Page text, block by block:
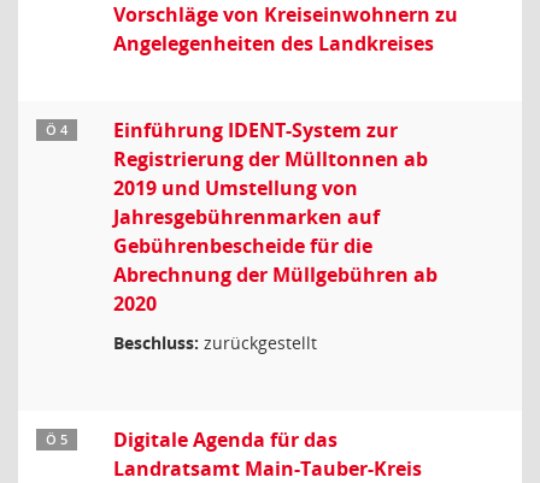
Vorschläge von Kreiseinwohnern zu
Angelegenheiten des Landkreises
Ö 4
Einführung IDENT-System zur
Registrierung der Mülltonnen ab
2019 und Umstellung von
Jahresgebührenmarken auf
Gebührenbescheide für die
Abrechnung der Müllgebühren ab
2020
Beschluss: zurückgestellt
Ö 5
Digitale Agenda für das
Landratsamt Main-Tauber-Kreis